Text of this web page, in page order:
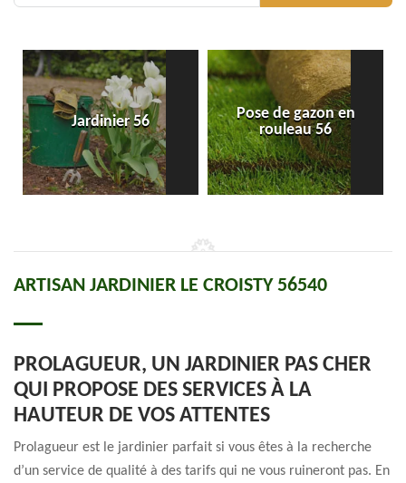
Jardinier 56
Pose de gazon en
rouleau 56
ARTISAN JARDINIER LE CROISTY 56540
PROLAGUEUR, UN JARDINIER PAS CHER
QUI PROPOSE DES SERVICES À LA
HAUTEUR DE VOS ATTENTES
Prolagueur est le jardinier parfait si vous êtes à la recherche
d’un service de qualité à des tarifs qui ne vous ruineront pas. En